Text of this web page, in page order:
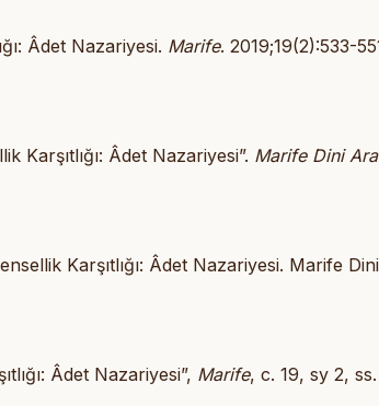
Âdet Nazariyesi. Marife. 2019;19(2):533-
Karşıtlığı: Âdet Nazariyesi”. Marife Dini
Karşıtlığı: Âdet Nazariyesi. Marife
Âdet Nazariyesi”, Marife, c. 19, sy 2,